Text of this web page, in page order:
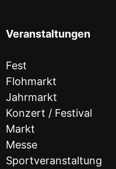
Veranstaltungen
Fest
Flohmarkt
Jahrmarkt
Konzert / Festival
Markt
Messe
Sportveranstaltung